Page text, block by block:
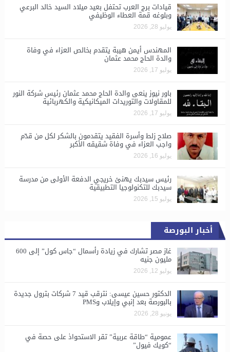
قيادات برج العرب تحتفل بعيد ميلاد السيد خالد البرعي
وبلوغه قمة العطاء الوظيفي
يوليو 28, 2026
المهندس أيمن هيبة يتقدم بخالص العزاء في وفاة
والدة الحاج محمد عثمان
يوليو 17, 2026
باور نيوز ينعى والدة الحاج محمد عثمان رئيس شركة النور
للمقاولات والتوريدات الميكانيكية والكهربائية
يوليو 17, 2026
صلاح زلط وأسرة الفقيد يتقدمون بالشكر لكل من قدّم
واجب العزاء في وفاة شقيقه الأكبر
يوليو 16, 2026
رئيس سيدبك يهنئ خريجي الدفعة الأولى من مدرسة
سيدبك للتكنولوجيا التطبيقية
يوليو 15, 2026
أخبار البورصة
غاز مصر تشارك في زيادة رأسمال “جاس كول” إلى 600
مليون جنيه
يوليو 12, 2026
الدكتور حسين عيسى: نترقب قيد 7 شركات بترول جديدة
بالبورصة بعد إنبي وإيلاب وPMS
يونيو 28, 2026
​عمومية “طاقة عربية” تقر الاستحواذ على حصة في
“كويك فيول”